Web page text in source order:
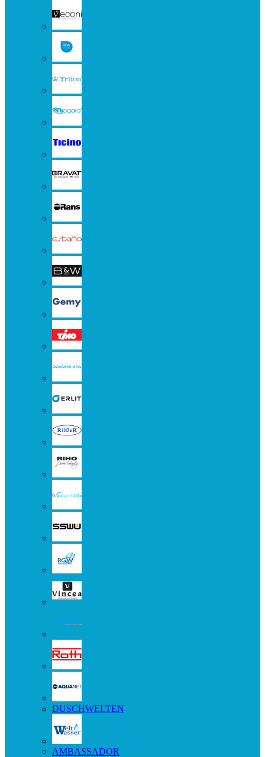
DUSCHWELTEN
AMBASSADOR